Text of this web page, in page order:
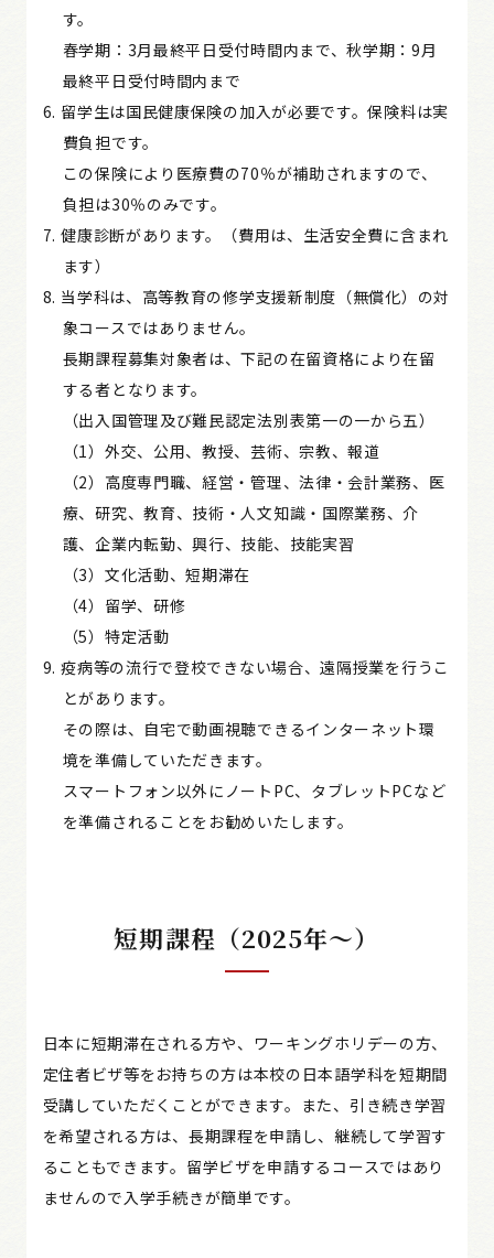
す。
春学期：3月最終平日受付時間内まで、秋学期：9月
最終平日受付時間内まで
留学生は国民健康保険の加入が必要です。保険料は実
費負担です。
この保険により医療費の70％が補助されますので、
負担は30％のみです。
健康診断があります。（費用は、生活安全費に含まれ
ます）
当学科は、高等教育の修学支援新制度（無償化）の対
象コースではありません。
長期課程募集対象者は、下記の在留資格により在留
する者となります。
（出入国管理及び難民認定法別表第一の一から五）
（1）外交、公用、教授、芸術、宗教、報道
（2）高度専門職、経営・管理、法律・会計業務、医
療、研究、教育、技術・人文知識・国際業務、介
護、企業内転勤、興行、技能、技能実習
（3）文化活動、短期滞在
（4）留学、研修
（5）特定活動
疫病等の流行で登校できない場合、遠隔授業を行うこ
とがあります。
その際は、自宅で動画視聴できるインターネット環
境を準備していただきます。
スマートフォン以外にノートPC、タブレットPCなど
を準備されることをお勧めいたします。
短期課程（2025年～）
日本に短期滞在される方や、ワーキングホリデーの方、
定住者ビザ等をお持ちの方は本校の日本語学科を短期間
受講していただくことができます。また、引き続き学習
を希望される方は、長期課程を申請し、継続して学習す
ることもできます。留学ビザを申請するコースではあり
ませんので入学手続きが簡単です。